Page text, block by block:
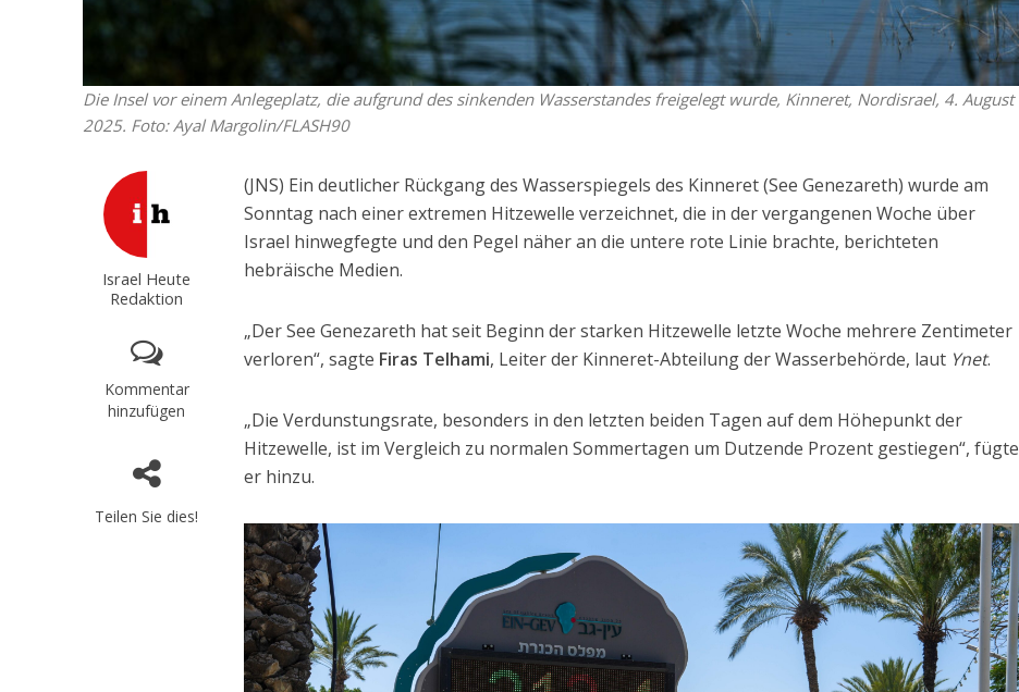
Die Insel vor einem Anlegeplatz, die aufgrund des sinkenden Wasserstandes freigelegt wurde, Kinneret, Nordisrael, 4. August
2025. Foto: Ayal Margolin/FLASH90
Israel Heute
Redaktion
Kommentar
hinzufügen
Teilen Sie dies!
(JNS) Ein deutlicher Rückgang des Wasserspiegels des Kinneret (See Genezareth) wurde am
Sonntag nach einer extremen Hitzewelle verzeichnet, die in der vergangenen Woche über
Israel hinwegfegte und den Pegel näher an die untere rote Linie brachte, berichteten
hebräische Medien.
„Der See Genezareth hat seit Beginn der starken Hitzewelle letzte Woche mehrere Zentimeter
verloren“, sagte Firas Telhami, Leiter der Kinneret-Abteilung der Wasserbehörde, laut Ynet.
„Die Verdunstungsrate, besonders in den letzten beiden Tagen auf dem Höhepunkt der
Hitzewelle, ist im Vergleich zu normalen Sommertagen um Dutzende Prozent gestiegen“, fügte
er hinzu.